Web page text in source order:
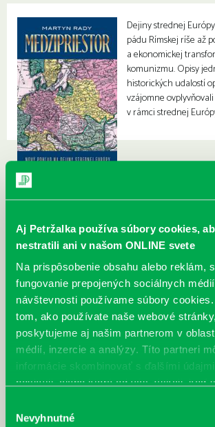
Aj Petržalka používa súbory cookies,
nestratili ani v našom ONLINE svete
Na prispôsobenie obsahu alebo reklám,
fungovanie prepojených sociálnych
návštevnosti používame súbory
tom, ako používate naše webové
poskytujeme aj našim partnerom v
médií, inzercie a analýzy. Títo partneri
informácie skombinovať s ďalšími
poskytli, alebo ktoré od vás získali, keď
súhlasu
Nevyhnutné
Dejiny strednej
pádu Rímskej ríše až
a ekonomickej
komunizmu. Opisy
historických udalostí
vzájomne
v rámci strednej